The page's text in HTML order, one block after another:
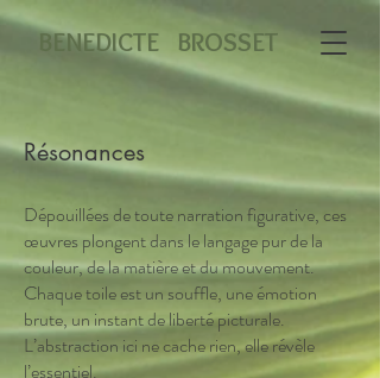
BENEDICTE BROSSET
Résonances
Dépouillées de toute narration figurative, ces
œuvres plongent dans le langage pur de la
couleur, de la matière et du mouvement.
Chaque toile est un souffle, une émotion
brute, un instant de liberté picturale.
L’abstraction ici ne cache rien, elle révèle
l’essentiel.